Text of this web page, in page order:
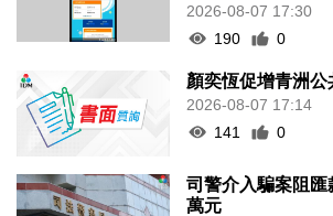
2026-08-07 17:30
190
0
顏奕恆促增青洲公
2026-08-07 17:14
141
0
司警介入騙案阻
萬元